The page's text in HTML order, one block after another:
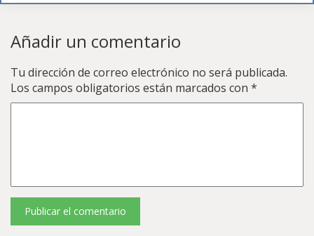
Añadir un comentario
Tu dirección de correo electrónico no será publicada.
Los campos obligatorios están marcados con *